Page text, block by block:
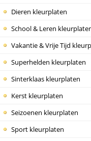
Dieren kleurplaten
School & Leren
Vakantie & Vrije Tijd
Superhelden kleurplaten
Sinterklaas kleurplaten
Kerst kleurplaten
Seizoenen kleurplaten
Sport kleurplaten